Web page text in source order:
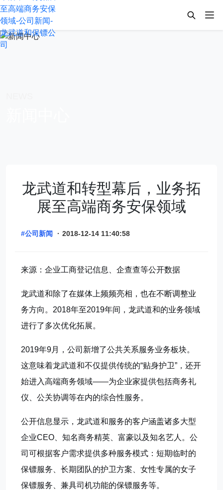
龙武道和转型幕后，业务拓
展至高端商务安保领域
#公司新闻 · 2018-12-14 11:40:58
来源：企业工商登记信息、企查查等公开数据
龙武道和除了在媒体上频频亮相，也在不断调整业
务方向。2018年至2019年间，龙武道和的业务领域
进行了多次优化拓展。
2019年9月，公司新增了公共关系服务业务板块。
这意味着龙武道和不仅提供传统的“贴身护卫”，还开
始进入高端商务领域——为企业家提供包括商务礼
仪、公关协调等在内的综合性服务。
公开信息显示，龙武道和服务的客户涵盖诸多大型
企业CEO、知名商务精英、富豪以及知名艺人。公
司可根据客户需求提供多种服务模式：短期临时的
保镖服务、长期团队的护卫方案、女性专属的女子
保镖服务、兼具司机功能的保镖服务等。